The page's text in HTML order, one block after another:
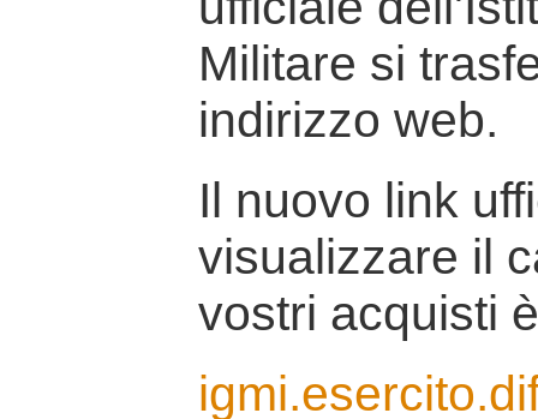
Militare si
indirizzo web.
Il nuovo link
visualizzare il
vostri acquisti